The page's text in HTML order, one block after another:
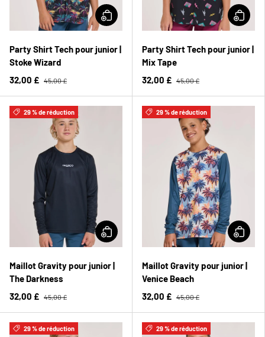
Party Shirt Tech pour junior |
Stoke Wizard
32,00 £ 45,00 £
Party Shirt Tech pour junior |
Mix Tape
32,00 £ 45,00 £
29 % de réduction
Maillot Gravity pour junior |
The Darkness
32,00 £ 45,00 £
29 % de réduction
Maillot Gravity pour junior |
Venice Beach
32,00 £ 45,00 £
29 % de réduction 29 % de réduction